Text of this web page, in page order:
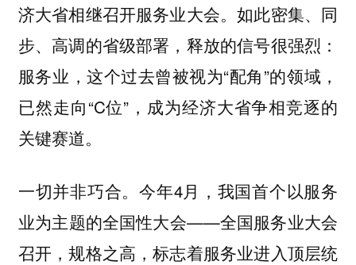
济大省相继召开服务业大会。如此密集、同
步、高调的省级部署，释放的信号很强烈：
服务业，这个过去曾被视为“配角”的领域，
已然走向“C位”，成为经济大省争相竞逐的
关键赛道。
一切并非巧合。今年4月，我国首个以服务
业为主题的全国性大会——全国服务业大会
召开，规格之高，标志着服务业进入顶层统